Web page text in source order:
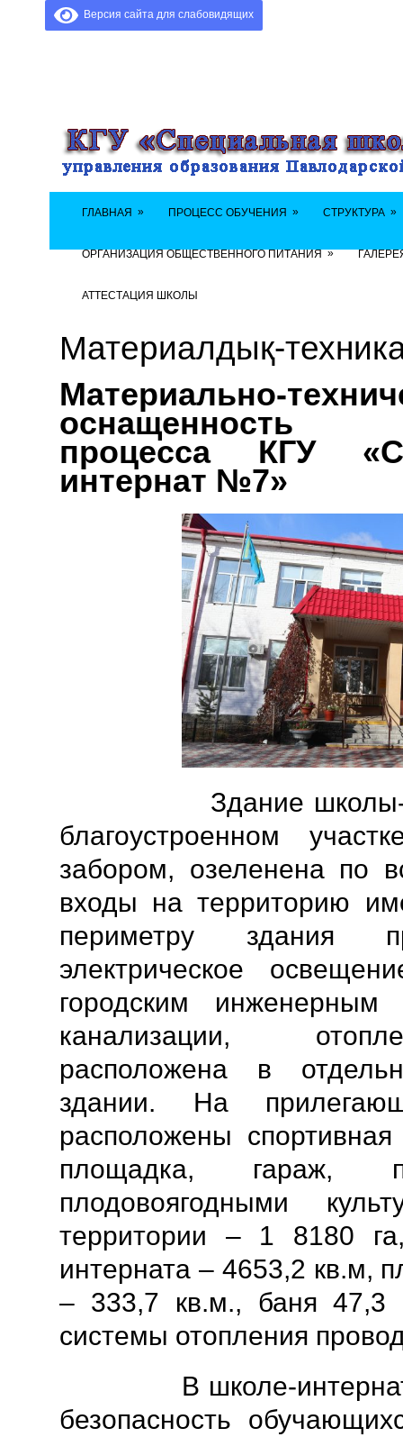
Версия сайта для слабовидящих
ГЛАВНАЯ » ПРОЦЕСС ОБУЧЕНИЯ » СТРУКТУРА »
ОРГАНИЗАЦИЯ ОБЩЕСТВЕННОГО ПИТАНИЯ »
АТТЕСТАЦИЯ ШКОЛЫ
Материалдық-
Материально-
оснащенность
процесса КГУ
интернат №7»
Здание школы-
благоустроенном
забором, озеленена по
входы на территорию
периметру здания
электрическое
городским
канализации,
расположена в
здании. На
расположены
площадка, гараж,
плодовоягодными
территории – 1 8180
интерната – 4653,2 кв.м,
– 333,7 кв.м., баня 47,3
системы отопления
В школе-интернате
безопасность